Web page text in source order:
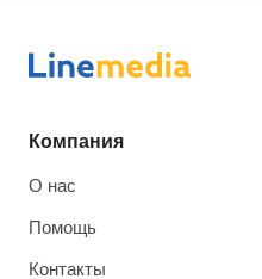
Компания
О нас
Помощь
Контакты